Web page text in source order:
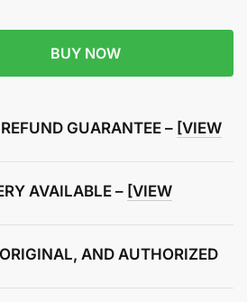
BUY NOW
GUARANTEE – [VIEW
AVAILABLE – [VIEW
AND AUTHORIZED